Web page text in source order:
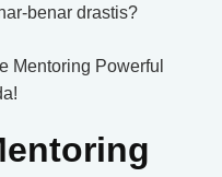
benar drastis?
Mentoring Powerful